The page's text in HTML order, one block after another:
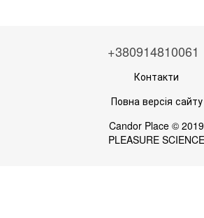
+380914810061
Контакти
Повна версія сайту
Candor Place © 2019
PLEASURE SCIENCE